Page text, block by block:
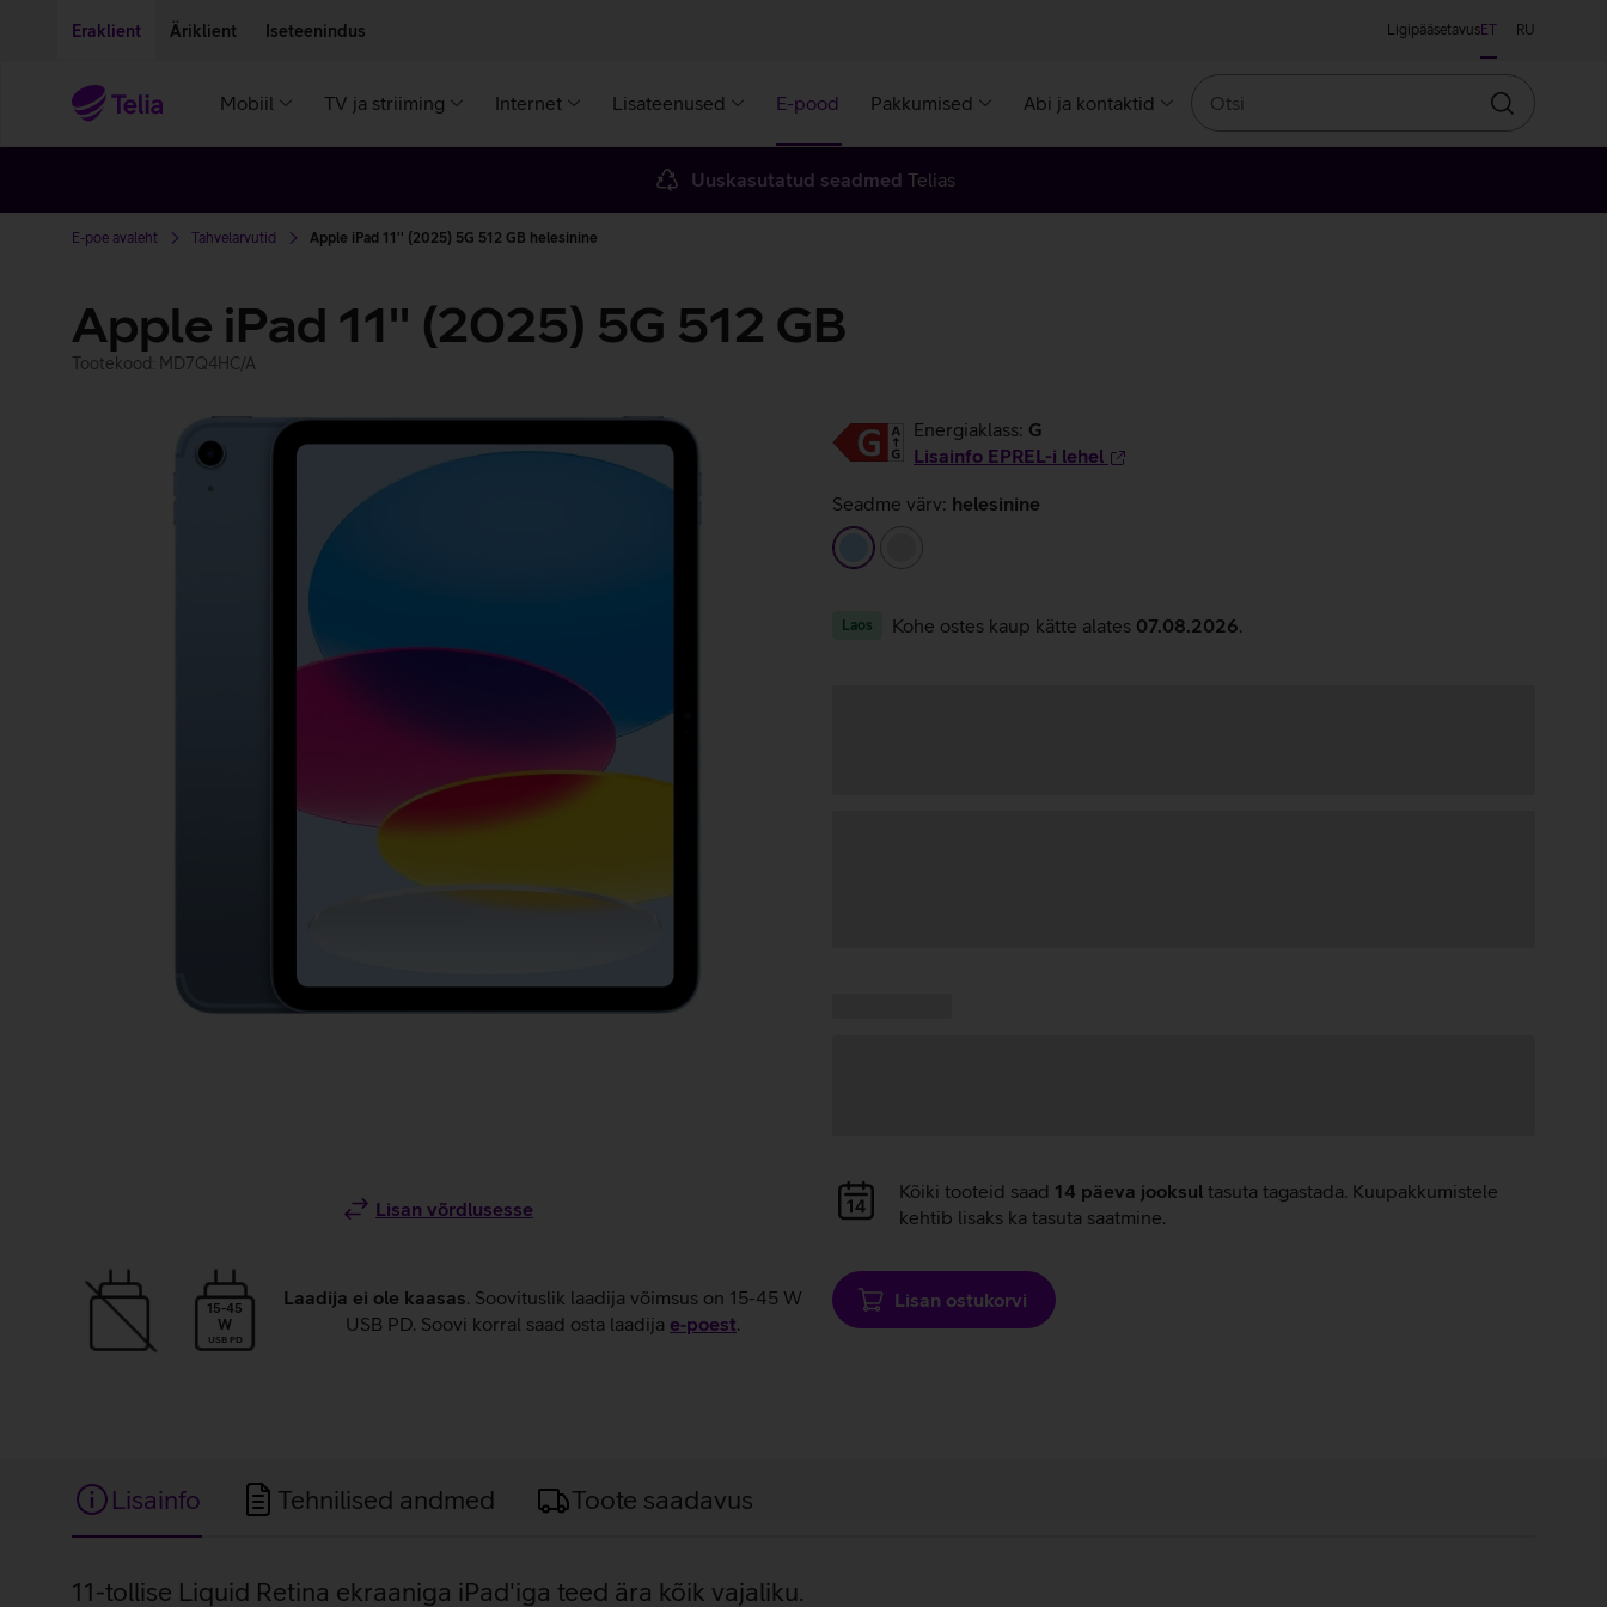
Eraklient Äriklient Iseteenindus LigipääsetavusET RU
Mobiil TV ja striiming Internet Lisateenused E-pood Pakkumised Abi ja kontaktid
Otsin
Uuskasutatud seadmed Telias
E-poe avaleht Tahvelarvutid Apple iPad 11'' (2025) 5G 512 GB helesinine
Apple iPad 11'' (2025) 5G 512 GB
Tootekood: MD7Q4HC/A
Lisan võrdlusesse
15-45
W
USB PD
Laadija ei ole kaasas. Soovituslik laadija võimsus on 15-45 W
USB PD. Soovi korral saad osta laadija e‑poest.
Energiaklass: G
Lisainfo EPREL-i lehel
Seadme värv: helesinine
helesinine
Laos Kohe ostes kaup kätte alates 07.08.2026
Andmete
laadimine
Kõiki tooteid saad 14 päeva jooksul tasuta tagastada. Kuupakkumistele
kehtib lisaks ka tasuta saatmine.
Lisan ostukorvi
Lisainfo Tehnilised andmed Toote saadavus
11-tollise Liquid Retina ekraaniga iPad'iga teed ära kõik vajaliku.